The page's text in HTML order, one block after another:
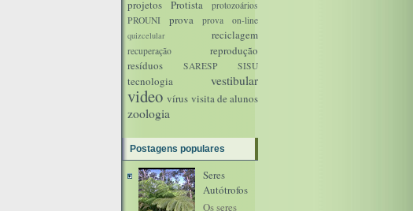
projetos Protista
protozoários
PROUNI
prova prova on-line
quizcelular reciclagem
recuperação
reprodução
resíduos
SARESP SISU
tecnologia vestibular
video vírus visita de alunos
zoologia
Postagens populares
Seres
Autótrofos
Os seres